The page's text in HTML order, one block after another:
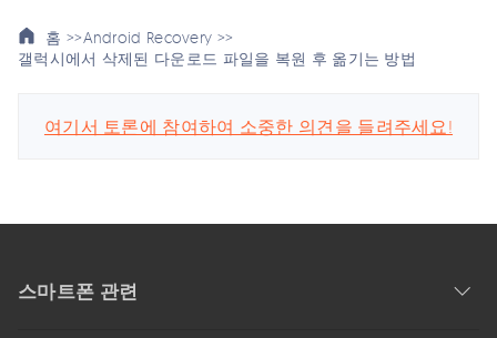
홈 >>Android Recovery >>
갤럭시에서 삭제된 다운로드 파일을 복원 후 옮기는 방법
여기서 토론에 참여하여 소중한 의견을 들려주세요!
스마트폰 관련